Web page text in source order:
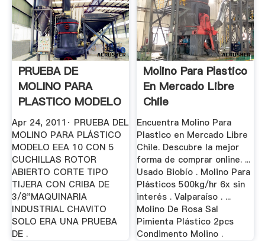
PRUEBA DE
MOLINO PARA
PLASTICO MODELO
EEA10 YouTube
Apr 24, 2011· PRUEBA DEL
MOLINO PARA PLÁSTICO
MODELO EEA 10 CON 5
CUCHILLAS ROTOR
ABIERTO CORTE TIPO
TIJERA CON CRIBA DE
3/8"MAQUINARIA
INDUSTRIAL CHAVITO
SOLO ERA UNA PRUEBA
DE .
Molino Para Plastico
En Mercado Libre
Chile
Encuentra Molino Para
Plastico en Mercado Libre
Chile. Descubre la mejor
forma de comprar online. ...
Usado Biobío . Molino Para
Plásticos 500kg/hr 6x sin
interés . Valparaíso . ...
Molino De Rosa Sal
Pimienta Plástico 2pcs
Condimento Molino .